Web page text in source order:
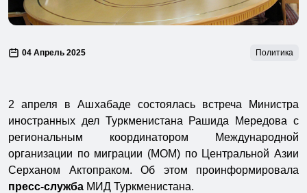
04 Апрель 2025 Политика
2 апреля в Ашхабаде состоялась встреча Министра
иностранных дел Туркменистана Рашида Мередова с
региональным координатором Международной
организации по миграции (МОМ) по Центральной Азии
Серханом Актопраком. Об этом проинформировала
пресс-служба МИД Туркменистана.